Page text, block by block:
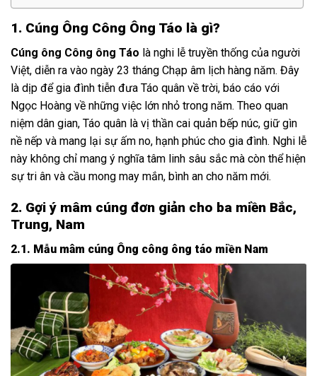
1. Cúng Ông Công Ông Táo là gì?
Cúng ông Công ông Táo là nghi lễ truyền thống của người
Việt, diễn ra vào ngày 23 tháng Chạp âm lịch hàng năm. Đây
là dịp để gia đình tiễn đưa Táo quân về trời, báo cáo với
Ngọc Hoàng về những việc lớn nhỏ trong năm. Theo quan
niệm dân gian, Táo quân là vị thần cai quản bếp núc, giữ gìn
nề nếp và mang lại sự ấm no, hạnh phúc cho gia đình. Nghi lễ
này không chỉ mang ý nghĩa tâm linh sâu sắc mà còn thể hiện
sự tri ân và cầu mong may mắn, bình an cho năm mới.
2. Gợi ý mâm cúng đơn giản cho ba miền Bắc,
Trung, Nam
2.1. Mẫu mâm cúng Ông công ông táo miền Nam